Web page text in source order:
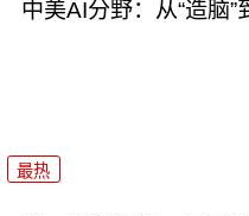
中美AI分野：从“造脑”
最热